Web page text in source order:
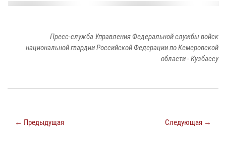
Пресс-служба Управления Федеральной службы войск
национальной гвардии Российской Федерации по Кемеровской
области - Кузбассу
← Предыдущая Следующая →